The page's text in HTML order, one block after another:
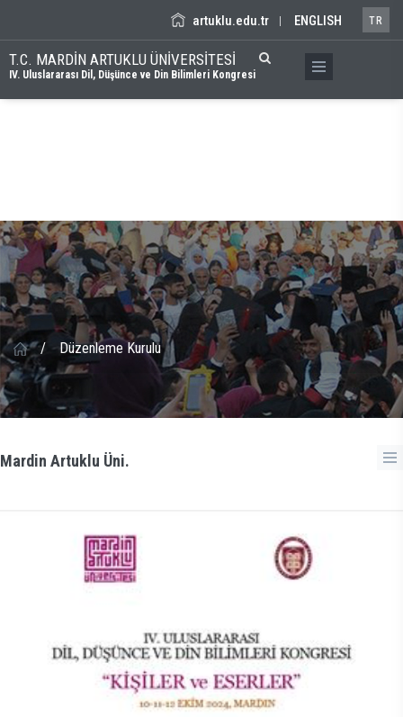
artuklu.edu.tr | ENGLISH TR
T.C. MARDİN ARTUKLU ÜNİVERSİTESİ
IV. Uluslararası Dil, Düşünce ve Din Bilimleri Kongresi
/ Düzenleme Kurulu
Mardin Artuklu Üni.